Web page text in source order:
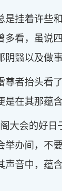
是挂着许些
多看，虽说
翳以及做
尊者抬头看
在其那蕴
大会的好
举办间，不
声音中，蕴